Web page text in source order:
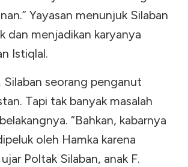
Yayasan menunjuk Silaban
dan menjadikan karyanya
Istiqlal.
Silaban seorang penganut
Tapi tak banyak masalah
“Bahkan, kabarnya
oleh Hamka karena
Poltak Silaban, anak F.